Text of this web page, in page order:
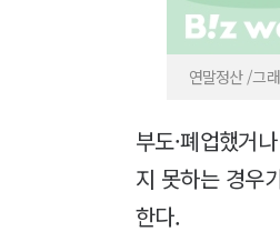
연말정산 /그
부도·폐업했거
지 못하는 경우
한다.